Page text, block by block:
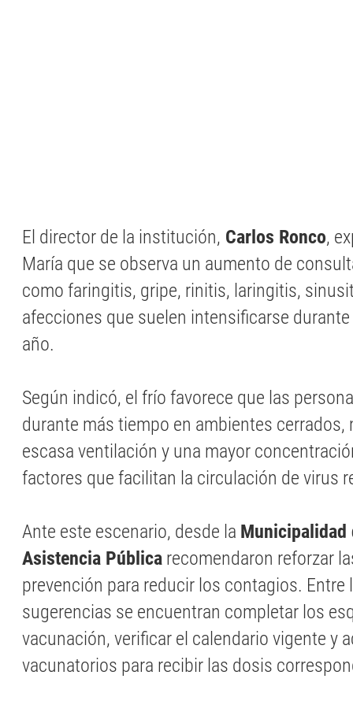
El director de la institución, Carlos Ronco,
María que se observa un aumento de
como faringitis, gripe, rinitis, laringitis,
afecciones que suelen intensificarse
año.
Según indicó, el frío favorece que las
durante más tiempo en ambientes cerrados,
escasa ventilación y una mayor
factores que facilitan la circulación de virus
Ante este escenario, desde la Municipalidad
Asistencia Pública recomendaron reforzar
prevención para reducir los contagios. Entre
sugerencias se encuentran completar los
vacunación, verificar el calendario vigente y
vacunatorios para recibir las dosis